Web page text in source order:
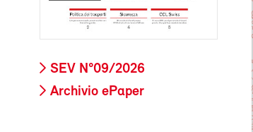
SEV N°09/2026
Archivio ePaper